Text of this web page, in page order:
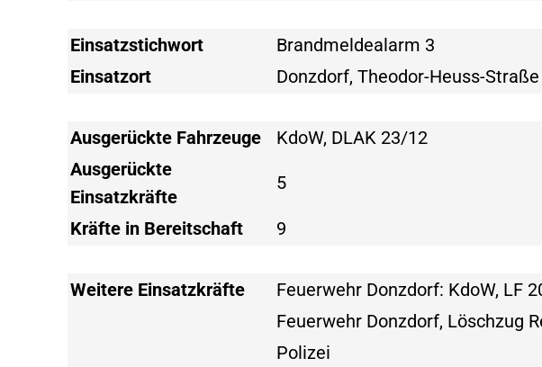
Einsatzstichwort
Brandmeldealarm 3
Einsatzort
Donzdorf, Theodor-Heuss-Straße
Ausgerückte Fahrzeuge
KdoW, DLAK 23/12
Ausgerückte
Einsatzkräfte
5
Kräfte in Bereitschaft 9
Weitere Einsatzkräfte
Feuerwehr Donzdorf: KdoW, LF
Feuerwehr Donzdorf, Löschzug
Polizei